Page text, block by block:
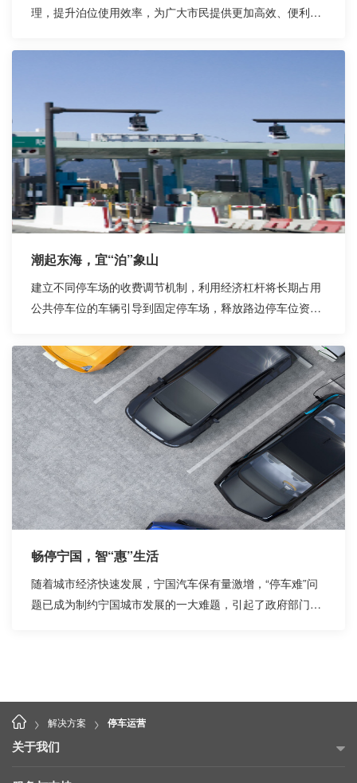
理，提升泊位使用效率，为广大市民提供更加高效、便利的
潮起东海，宜“泊”象山
建立不同停车场的收费调节机制，利用经济杠杆将长期占用
公共停车位的车辆引导到固定停车场，释放路边停车位资
问题。
畅停宁国，智“惠”生活
随着城市经济快速发展，宁国汽车保有量激增，“停车难”问
题已成为制约宁国城市发展的一大难题，引起了政府部门的
> 解决方案 > 停车运营
关于我们